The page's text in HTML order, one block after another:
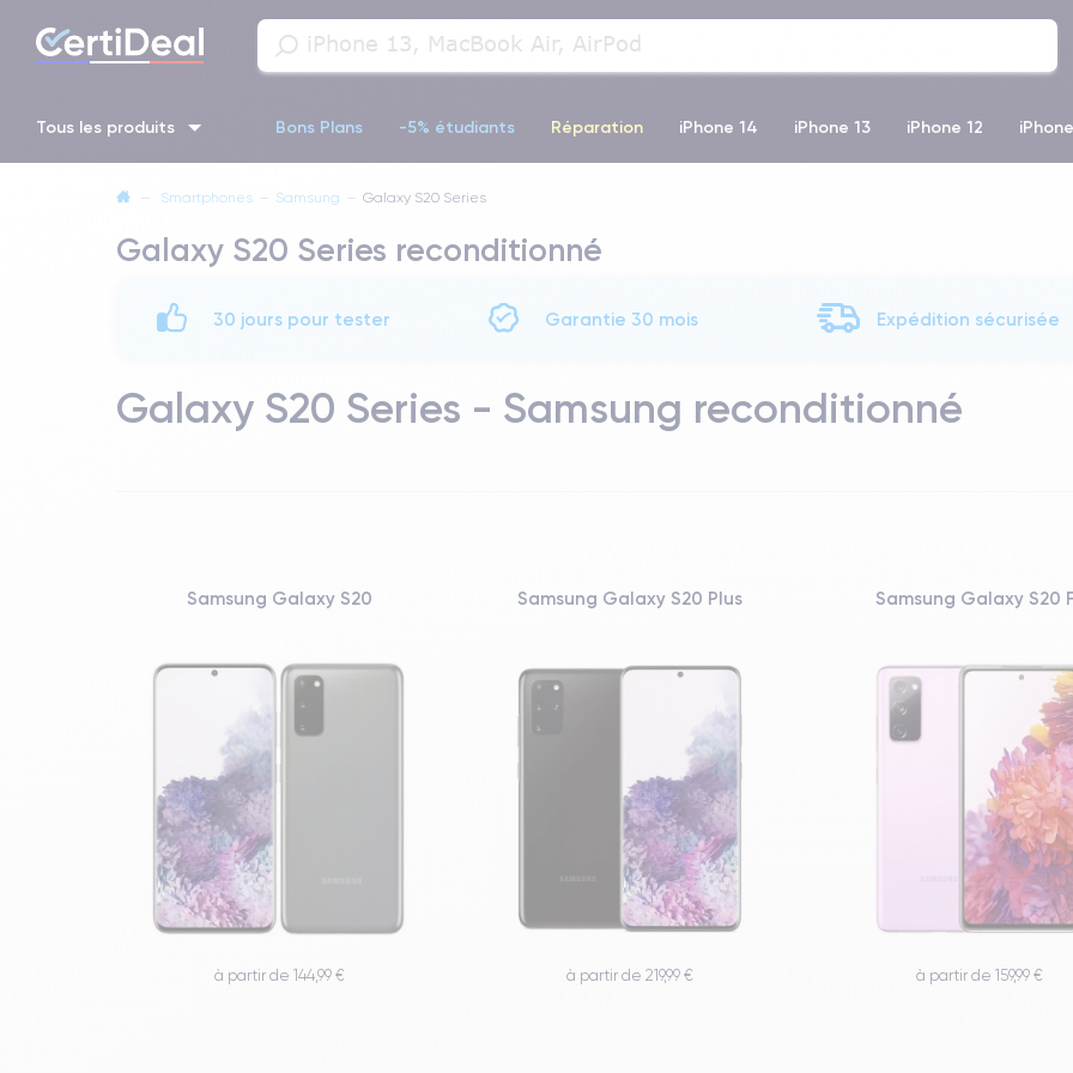
Tous les produits Bons Plans -5% étudiants Réparation iPhone 14 iPhone 13 iPhone 12
iPhone 14 Pro iPhone 13 Pro iPhone 13 Pro Max
iPhone 14 pro
— Smartphones — Samsung — Galaxy S20 Series
Galaxy S20 Series reconditionné
30 jours pour tester Garantie 30 mois Expédition sécurisée
Galaxy S20 Series - Samsung reconditionné
Samsung Galaxy S20
à partir de 144,99 €
Samsung Galaxy S20 Plus
à partir de 219,99 €
Samsung Galaxy S20
à partir de 159,99 €